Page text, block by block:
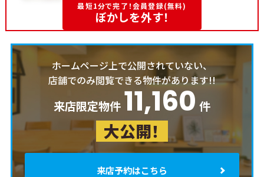
最短1分で完了！会員登録(無料)
ぼかしを外す！
ホームページ上で公開されていない、
店舗でのみ閲覧できる物件があります!!
来店限定物件 11,160 件
大公開！
来店予約はこちら